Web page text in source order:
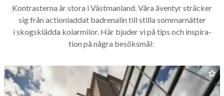
Kon­traster­na är sto­ra i Väst­man­land. Våra även­tyr sträck­er
sig från action­lad­dat badren­a­lin till stil­la som­marnät­ter
i skogskläd­da kolarmilor. Här bjud­er vi på tips och inspi­ra­
tion på några besöksmål: